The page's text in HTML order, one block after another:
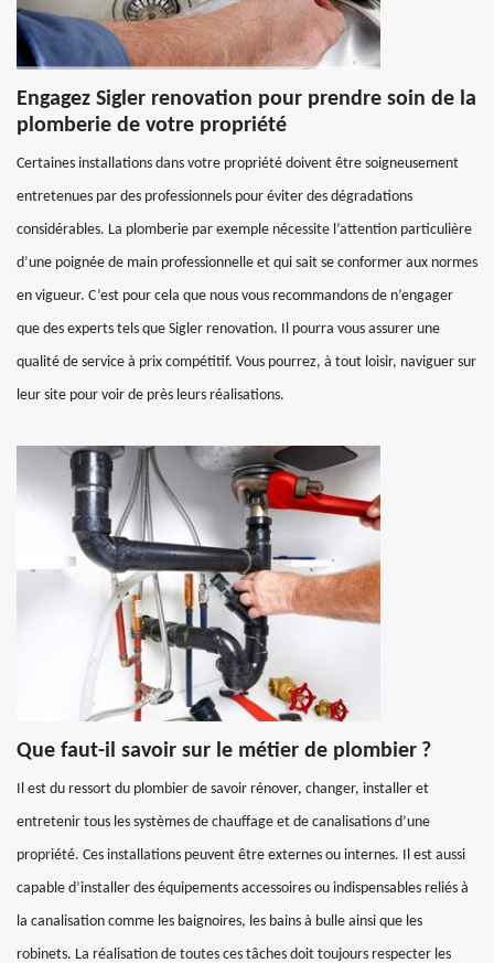
Engagez Sigler renovation pour prendre soin de la
plomberie de votre propriété
Certaines installations dans votre propriété doivent être soigneusement
entretenues par des professionnels pour éviter des dégradations
considérables. La plomberie par exemple nécessite l’attention particulière
d’une poignée de main professionnelle et qui sait se conformer aux normes
en vigueur. C’est pour cela que nous vous recommandons de n’engager
que des experts tels que Sigler renovation. Il pourra vous assurer une
qualité de service à prix compétitif. Vous pourrez, à tout loisir, naviguer sur
leur site pour voir de près leurs réalisations.
Que faut-il savoir sur le métier de plombier ?
Il est du ressort du plombier de savoir rénover, changer, installer et
entretenir tous les systèmes de chauffage et de canalisations d’une
propriété. Ces installations peuvent être externes ou internes. Il est aussi
capable d’installer des équipements accessoires ou indispensables reliés à
la canalisation comme les baignoires, les bains à bulle ainsi que les
robinets. La réalisation de toutes ces tâches doit toujours respecter les